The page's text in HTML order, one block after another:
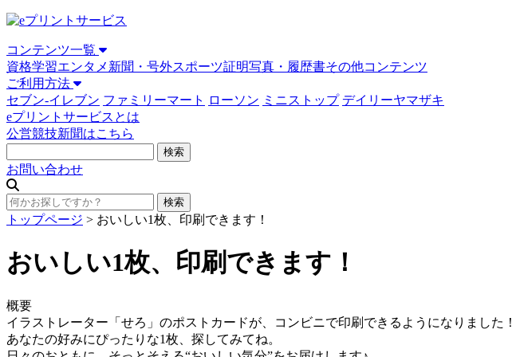
コンテンツ一覧
資格学習エンタメ 新聞・号外スポーツ証明写真・履歴書その他コンテンツ
ご利用方法
セブン-イレブン ファミリーマート ローソン ミニストップ デイリーヤマザキ
eプリントサービスとは
公営競技新聞はこちら
お問い合わせ
トップページ > おいしい1枚、印刷できます！
おいしい1枚、印刷できます！
概要
イラストレーター「せろ」のポストカードが、コンビニで印刷できるようになりました！
あなたの好みにぴったりな1枚、探してみてね。